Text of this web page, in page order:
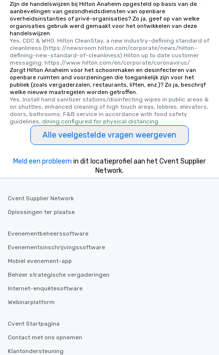
Zijn de handelswijzen bij Hilton Anaheim opgesteld op basis van de
aanbevelingen van gezondheidsdiensten van openbare
overheidsinstanties of privé-organisaties? Zo ja, geef op van welke
organisaties gebruik werd gemaakt voor het ontwikkelen van deze
handelswijzen.
Yes, CDC & WHO. Hilton CleanStay, a new industry-defining standard of
cleanliness (https://newsroom.hilton.com/corporate/news/hilton-
defining-new-standard-of-cleanliness) Hilton up to date customer
messaging: https://www.hilton.com/en/corporate/coronavirus/
Zorgt Hilton Anaheim voor het schoonmaken en desinfecteren van
openbare ruimten and voorzieningen die toegankelijk zijn voor het
publiek (zoals vergaderzalen, restaurants, liften, enz.)? Zo ja, beschrijf
welke nieuwe maatregelen worden getroffen.
Yes, Install hand sanitizer stations/disinfecting wipes in public areas &
on shuttles; enhanced cleaning of high touch areas, lobbies, elevators,
doors, bathrooms; F&B service in accordance with food safety
guidelines, dining configured for physical distancing
Alle veelgestelde vragen weergeven
Meld een probleem in dit locatieprofiel aan het Cvent Supplier
Network.
Cvent Supplier Network
Oplossingen ter plaatse
Evenementbeheerssoftware
Evenementsinschrijvingssoftware
Mobiel evenement-app
Beheer strategische vergaderingen
Internet-enquêtesoftware
Webinarplatform
Cvent Startpagina
Contact met ons opnemen
Klantondersteuning